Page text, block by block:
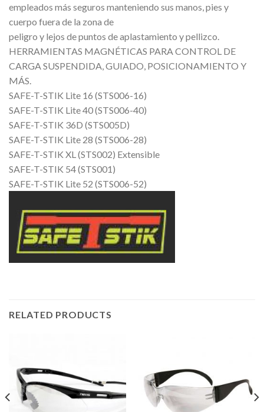
empleados más seguros manteniendo sus manos, pies y
cuerpo fuera de la zona de
peligro y lejos de puntos de aplastamiento y pellizco.
HERRAMIENTAS MAGNÉTICAS PARA CONTROL DE
CARGA SUSPENDIDA, GUIADO, POSICIONAMIENTO Y
MÁS.
SAFE-T-STIK Lite 16 (STS006-16)
SAFE-T-STIK Lite 40 (STS006-40)
SAFE-T-STIK 36D (STS005D)
SAFE-T-STIK Lite 28 (STS006-28)
SAFE-T-STIK XL (STS002) Extensible
SAFE-T-STIK 54 (STS001)
SAFE-T-STIK Lite 52 (STS006-52)
RELATED PRODUCTS